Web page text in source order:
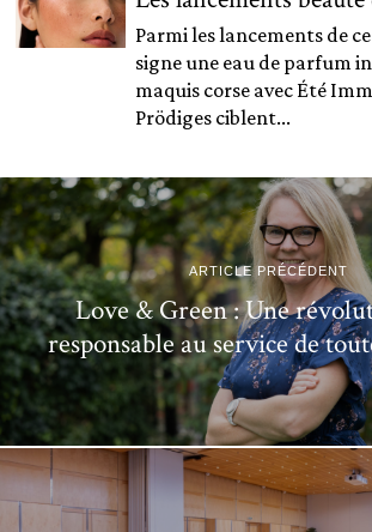
Parmi les lancements de
signe une eau de parfum
maquis corse avec Été
Prödiges ciblent...
ARTICLE PRÉCÉDENT
Love & Green : Une
responsable au service de